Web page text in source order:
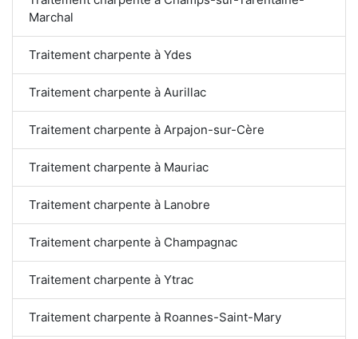
Marchal
Traitement charpente à Ydes
Traitement charpente à Aurillac
Traitement charpente à Arpajon-sur-Cère
Traitement charpente à Mauriac
Traitement charpente à Lanobre
Traitement charpente à Champagnac
Traitement charpente à Ytrac
Traitement charpente à Roannes-Saint-Mary